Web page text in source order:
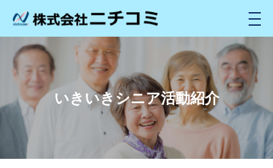
メ
ニ
ュ
いきいきシニア活動紹介